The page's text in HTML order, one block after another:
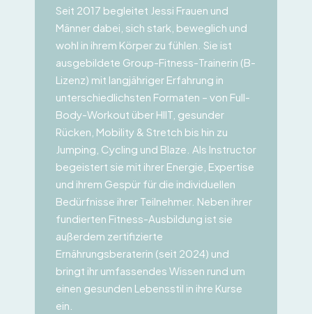
Seit 2017 begleitet Jessi Frauen und
Männer dabei, sich stark, beweglich und
wohl in ihrem Körper zu fühlen. Sie ist
ausgebildete Group-Fitness-Trainerin (B-
Lizenz) mit langjähriger Erfahrung in
unterschiedlichsten Formaten – von Full-
Body-Workout über HIIT, gesunder
Rücken, Mobility & Stretch bis hin zu
Jumping, Cycling und Blaze. Als Instructor
begeistert sie mit ihrer Energie, Expertise
und ihrem Gespür für die individuellen
Bedürfnisse ihrer Teilnehmer. Neben ihrer
fundierten Fitness-Ausbildung ist sie
außerdem zertifizierte
Ernährungsberaterin (seit 2024) und
bringt ihr umfassendes Wissen rund um
einen gesunden Lebensstil in ihre Kurse
ein.